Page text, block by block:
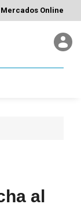
Mercados Online
al